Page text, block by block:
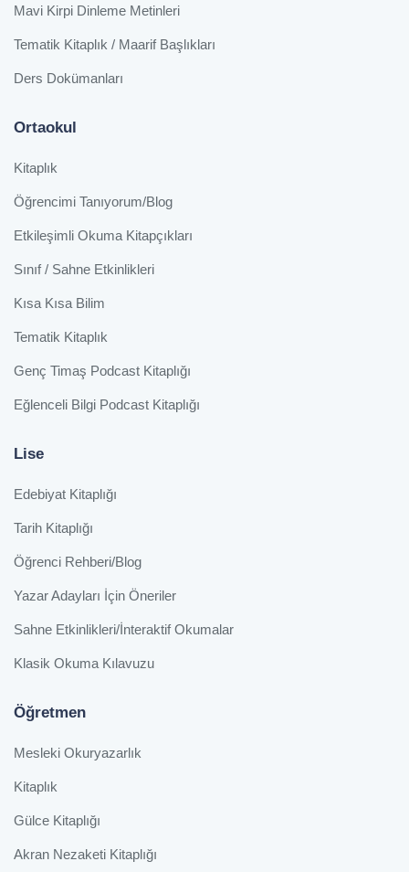
Mavi Kirpi Dinleme Metinleri
Tematik Kitaplık / Maarif Başlıkları
Ders Dokümanları
Ortaokul
Kitaplık
Öğrencimi Tanıyorum/Blog
Etkileşimli Okuma Kitapçıkları
Sınıf / Sahne Etkinlikleri
Kısa Kısa Bilim
Tematik Kitaplık
Genç Timaş Podcast Kitaplığı
Eğlenceli Bilgi Podcast Kitaplığı
Lise
Edebiyat Kitaplığı
Tarih Kitaplığı
Öğrenci Rehberi/Blog
Yazar Adayları İçin Öneriler
Sahne Etkinlikleri/İnteraktif Okumalar
Klasik Okuma Kılavuzu
Öğretmen
Mesleki Okuryazarlık
Kitaplık
Gülce Kitaplığı
Akran Nezaketi Kitaplığı